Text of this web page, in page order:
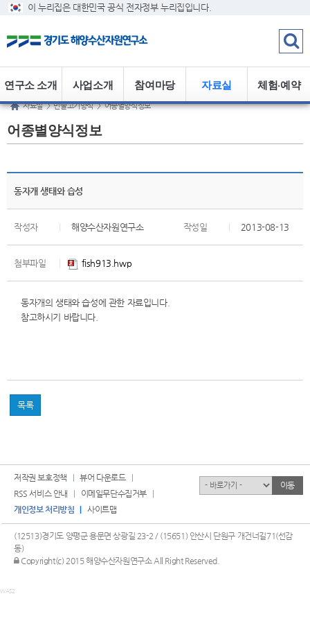
이 누리집은 대한민국 공식 전자정부 누리집입니다.
체험·예약
자료실
참여마당
사업소개
연구소 소개
자료실 > 민물고기양식 > 어종별양식정보
어종별양식정보
동자개 생태와 습성
작성자 해양수산자원연구소 작성일 2013-08-13
첨부파일 fish913.hwp
동자개의 생태와 습성에 관한 자료입니다.
참고하시기 바랍니다.
목록
저작권 보호정책
뷰어 다운로드
RSS 서비스 안내
이메일무단수집거부
개인정보 처리방침
사이트맵
(12513)경기도 양평군 용문면 상광길 23-2 / (15651) 안산시 단원구 개건너길71(선감
동)
관리자 로그인
Copyright(c) 2015 해양수산자원연구소 All Right Reserved.
유관기관 이동
WAS2